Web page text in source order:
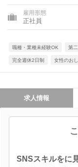
雇用形態
正社員
職種・業種未経験OK 第
完全週休2日制 女性のお
求人情報
SNSスキルをに